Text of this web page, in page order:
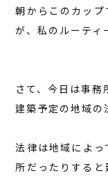
朝からこのカッ
が、私のルーティ
さて、今日は事務
建築予定の地域の
法律は地域によ
所だったりする